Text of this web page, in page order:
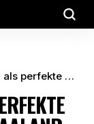
Haaland „solange es nötig ist“